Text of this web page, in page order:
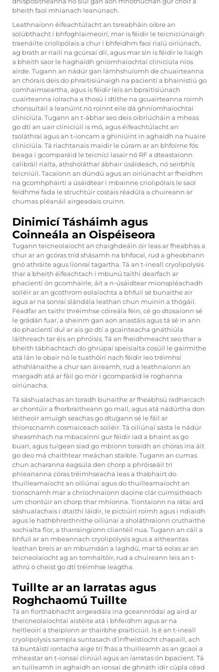
bheith faoi mhianach leanúnach.
Leathnaíonn éifeachtúlacht an tsreabháin oibre an
solúbthacht i bhfoghlaimeoirí, mar is féidir le teicniciúnaigh
traenáilte criolipólais a chur i bhfeidhm faoi rialú oiriúnach,
ag brath ar riailí na gcúrsaí dlí, agus mar sin is féidir le liaigh
a bheith saor le haghaidh gníomhaíochtaí cliniciúla níos
airde. Tugann an nádúr gan lámhshuíomh de chuairteanna
an chórais deis do phraitisiúnaigh na pacientí a bhainistiú go
comhaimseartha, agus is féidir leis an bpraitisiúnach
cuairteanna iolracha a thosú i dtithe na gcuairteanna roimh
chonsultáil a leanúint nó roinnt eile dá ghníomhaíochtaí
cliniciúla. Tugann an t-ábhar seo deis oibriúcháin a mheas
go dtí an uair cliniciúil is mó, agus éifeachtúlacht an
tsoláthraí agus an t-ioncam a ghiniúint in aghaidh na huaire
cliniciúla. Tá riachtanais maidir le cúram ar an bhfoirne fós
beaga i gcomparáid le teicnící lasair nó RF a dteastaíonn
calibráil rialta, athsholáthar ábhair úsáideach, nó seirbhís
teicniúil. Tacaíonn an dúndú agus an oiriúnacht ar fheidhm
na gcomhpháirtí a úsáidtear i mbainne criolipólais le saol
feidhme fada le struchtúir costais réadúla a chuireann ar
chumas pléanáil airgeadais cruinn.
Dinimicí Tásháimh agus
Coinneála an Oispéiseora
Tugann teicneolaíocht an chaighdeáin óir leas ar fheabhas a
chur ar an gcóras tríd shásamh na bhfocal, rud a gheobhann
gnó athráite agus líonraí tagartha. Tá an t-ineall cryolipolysis
thar a bheith éifeachtach i mbunú taithí dearfach ar
phacientí ón gcomhairle, áit a n-úsáidtear mionspléachadh
soiléir ar an gcothrom eolaíochta a bhfuil sé bunaithe air
agus ar na sonraí slándála leathan chun muinín a thógáil.
Féadfar an taithí thréimhse cóireála féin, cé go dtosaíonn sé
le grádán fuar, a sheinm gan aon anastáis agus tá sé in ann
do phacientí dul ar ais go dtí a gcainteacha gnáthiúla
láithreach tar éis an phróisis. Tá an fheidhmeacht seo thar a
bheith tábhachtach do ghrúpaí speisialta cosúil le gairmithe
atá lán le obair nó le tuathóirí nach féidir leo tréimhsí
athshlánaithe a chur san áireamh, rud a leathnaíonn an
margadh atá ar fáil go mór i gcomparáid le roghanna
oiriúnacha.
Tá sáshualachas an toradh bunaithe ar fheabhsú radharcach
ar chontúir a fhorbraitheann go mall, agus atá nádúrtha don
léitheoir amuigh seachas go dtugann sé le fáil ar
thionscnamh cosmaiceach soiléir. Tá oiliúnaí sásta le nádúr
sheasmhach na mbacainní gur féidir iad a bhaint as go
buan, agus tuigean siad go mbíonn toraidh an chóras ina áit
go deo má chaithtear meáchan staible. Tugann an cumas
chun acharanna éagsúla den chorp a phróiseáil trí
phleananna córas tréimhseacha leas a thabhairt do
thuilleamaíocht an oiliúnaí agus do thuilleamaíocht an
tionscnamh mar a chríochnaíonn daoine clár cuimsitheach
um chontúir an chorp thar mhíonna. Tiontaíonn na rátaí ard
sáshualachais i dtaithí láidir, le pictiúirí roimh agus i ndiaidh
agus le hathbhreithnithe oiliúnaí a sholáthraíonn cruthaithe
sochialta fíor, a tharraingíonn cliantéil nua. Tugann an cáil a
bhfuil ar an mbeannach cryolipolysis agus a aitheantas
leathan breis ar an mburndán a laghdú, mar tá eolas ar an
teicneolaíocht ag an tomhaltóir, rud a chuireann leis an t-
athrú ó cheist go dtí tréimhse leagtha.
Tuillte ar an Iarratas agus
Roghchaomú Tuillte
Tá an fíorthábhacht airgeadála ina gceannródaí ag aird ar
theicneolaíochtaí aistéite atá i bhfeidhm agus ar na
heitleoirí a theipíonn ar thairbhe praiticiúil. Is é an t-ineall
cryolipolysis sampla suntasach d’infheistíocht chapaill, ach
tá buntáistí iontacha aige trí fhás a thuilleamh as an gcaoi a
mheastar an t-ionsaí cliniúil agus an iarratas ón bpacient. Tá
an tuilleamh in aghaidh an ionsaí de ghnáth idir cúpla céad